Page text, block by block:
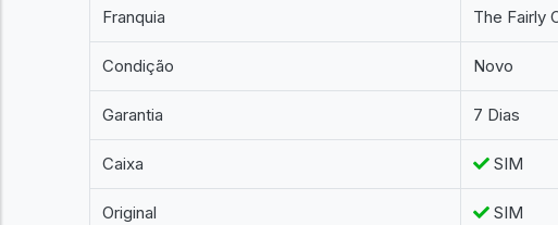
Franquia The Fairly
Condição Novo
Garantia 7 Dias
Caixa SIM
Original SIM